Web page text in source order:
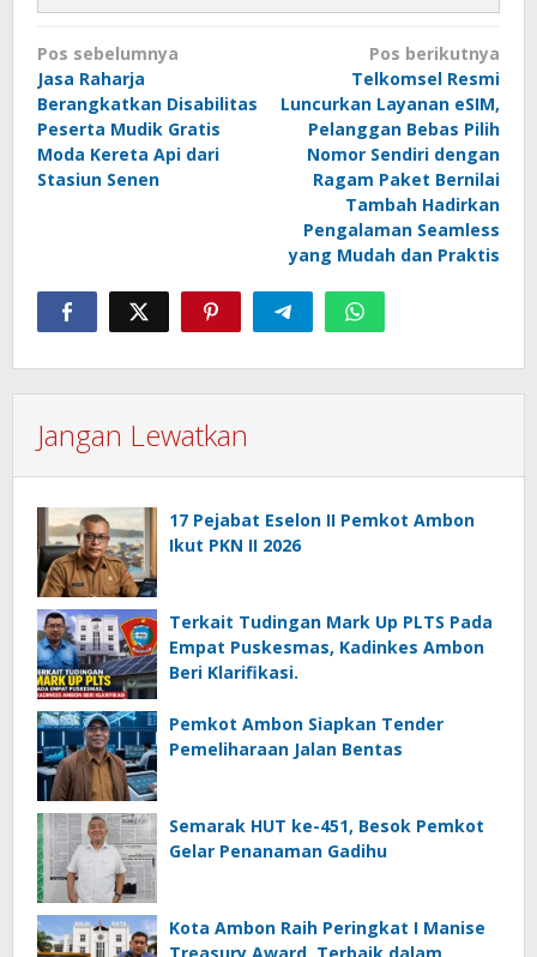
Navigasi
pos
Pos sebelumnya
Jasa Raharja
Berangkatkan Disabilitas
Peserta Mudik Gratis
Moda Kereta Api dari
Stasiun Senen
Pos berikutnya
Telkomsel Resmi
Luncurkan Layanan eSIM,
Pelanggan Bebas Pilih
Nomor Sendiri dengan
Ragam Paket Bernilai
Tambah Hadirkan
Pengalaman Seamless
yang Mudah dan Praktis
Jangan Lewatkan
17 Pejabat Eselon II Pemkot Ambon
Ikut PKN II 2026
Terkait Tudingan Mark Up PLTS Pada
Empat Puskesmas, Kadinkes Ambon
Beri Klarifikasi.
Pemkot Ambon Siapkan Tender
Pemeliharaan Jalan Bentas
Semarak HUT ke-451, Besok Pemkot
Gelar Penanaman Gadihu
Kota Ambon Raih Peringkat I Manise
Treasury Award, Terbaik dalam